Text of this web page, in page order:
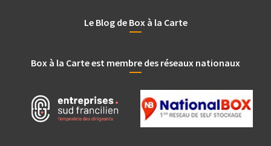
Le Blog de Box à la Carte
Box à la Carte est membre des réseaux nationaux